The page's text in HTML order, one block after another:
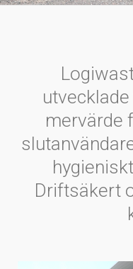
mervärde
Driftsäkert